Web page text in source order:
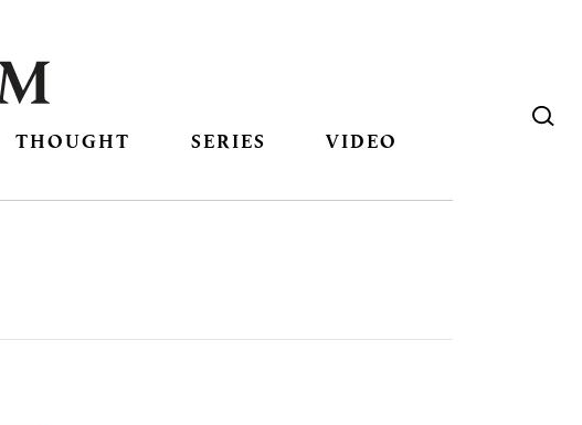
THOUGHT SERIES VIDEO